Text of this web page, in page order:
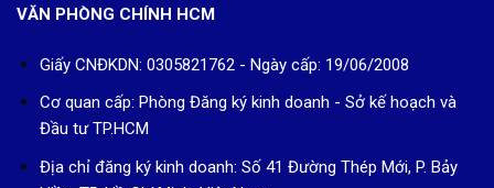
VĂN PHÒNG CHÍNH HCM
Giấy CNĐKDN: 0305821762 - Ngày cấp: 19/06/2008
Cơ quan cấp: Phòng Đăng ký kinh doanh - Sở kế hoạch và
Đầu tư TP.HCM
Địa chỉ đăng ký kinh doanh: Số 41 Đường Thép Mới, P. Bảy